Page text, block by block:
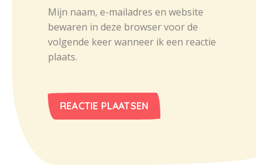
Mijn naam, e-mailadres en website
bewaren in deze browser voor de
volgende keer wanneer ik een reactie
plaats.